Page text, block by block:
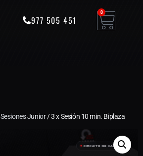
977 505 451
0
Sesiones Junior/ 3 x Sesión 10 min. Biplaza